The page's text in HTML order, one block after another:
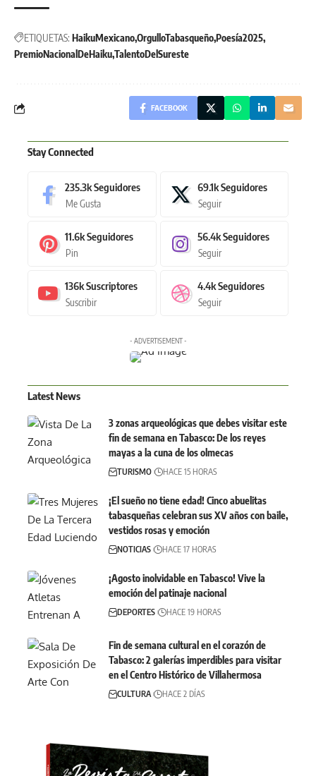
ETIQUETAS: HaikuMexicanoOrgulloTabasqueñoPoesía2025
PremioNacionalDeHaikuTalentoDelSureste
FACEBOOK
Stay Connected
235.3kSeguidores
Me Gusta
69.1kSeguidores
Seguir
11.6kSeguidores
Pin
56.4kSeguidores
Seguir
136kSuscriptores
Suscribir
4.4kSeguidores
Seguir
- ADVERTISEMENT -
Latest News
3 zonas arqueológicas que debes visitar este
fin de semana en Tabasco: De los reyes
mayas a la cuna de los olmecas
TURISMO HACE 15 HORAS
¡El sueño no tiene edad! Cinco abuelitas
tabasqueñas celebran sus XV años con baile,
vestidos rosas y emoción
NOTICIAS HACE 17 HORAS
¡Agosto inolvidable en Tabasco! Vive la
emoción del patinaje nacional
DEPORTES HACE 19 HORAS
Fin de semana cultural en el corazón de
Tabasco: 2 galerías imperdibles para visitar
en el Centro Histórico de Villahermosa
CULTURA HACE 2 DÍAS